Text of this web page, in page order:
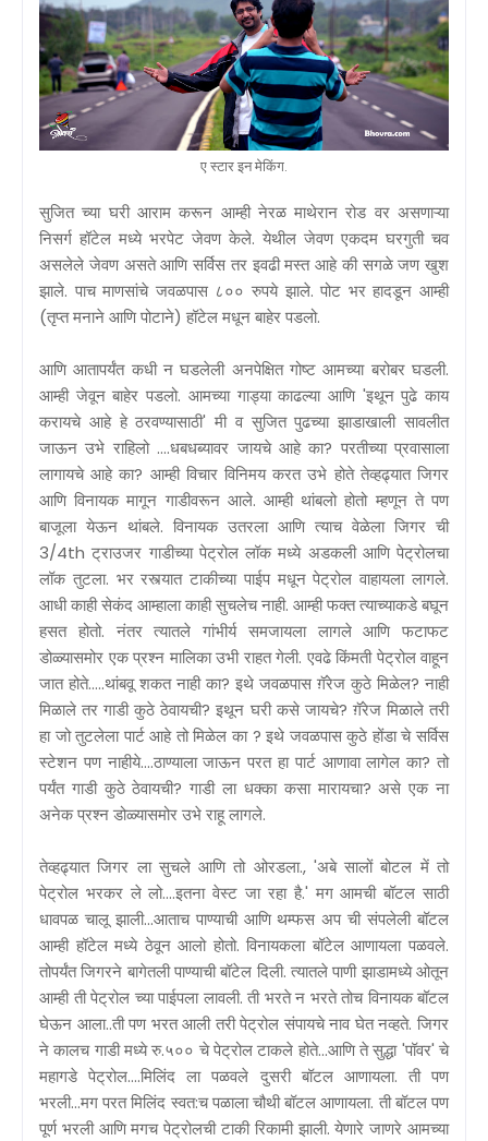
ए स्टार इन मेकिंग.
सुजित च्या घरी आराम करून आम्ही नेरळ माथेरान रोड वर असणाऱ्या
निसर्ग हॉटेल मध्ये भरपेट जेवण केले. येथील जेवण एकदम घरगुती चव
असलेले जेवण असते आणि सर्विस तर इवढी मस्त आहे की सगळे जण खुश
झाले. पाच माणसांचे जवळपास ८०० रुपये झाले. पोट भर हादडून आम्ही
(तृप्त मनाने आणि पोटाने) हॉटेल मधून बाहेर पडलो.
आणि आतापर्यंत कधी न घडलेली अनपेक्षित गोष्ट आमच्या बरोबर घडली.
आम्ही जेवून बाहेर पडलो. आमच्या गाड्या काढल्या आणि 'इथून पुढे काय
करायचे आहे हे ठरवण्यासाठी' मी व सुजित पुढच्या झाडाखाली सावलीत
जाऊन उभे राहिलो ....धबधब्यावर जायचे आहे का? परतीच्या प्रवासाला
लागायचे आहे का? आम्ही विचार विनिमय करत उभे होते तेव्हढ्यात जिगर
आणि विनायक मागून गाडीवरून आले. आम्ही थांबलो होतो म्हणून ते पण
बाजूला येऊन थांबले. विनायक उतरला आणि त्याच वेळेला जिगर ची
3/4th ट्राउजर गाडीच्या पेट्रोल लॉक मध्ये अडकली आणि पेट्रोलचा
लॉक तुटला. भर रस्त्यात टाकीच्या पाईप मधून पेट्रोल वाहायला लागले.
आधी काही सेकंद आम्हाला काही सुचलेच नाही. आम्ही फक्त त्याच्याकडे बघून
हसत होतो. नंतर त्यातले गांभीर्य समजायला लागले आणि फटाफट
डोळ्यासमोर एक प्रश्न मालिका उभी राहत गेली. एवढे किंमती पेट्रोल वाहून
जात होते.....थांबवू शकत नाही का? इथे जवळपास ग़ॅरेज कुठे मिळेल? नाही
मिळाले तर गाडी कुठे ठेवायची? इथून घरी कसे जायचे? ग़ॅरेज मिळाले तरी
हा जो तुटलेला पार्ट आहे तो मिळेल का ? इथे जवळपास कुठे होंडा चे सर्विस
स्टेशन पण नाहीये....ठाण्याला जाऊन परत हा पार्ट आणावा लागेल का? तो
पर्यंत गाडी कुठे ठेवायची? गाडी ला धक्का कसा मारायचा? असे एक ना
अनेक प्रश्न डोळ्यासमोर उभे राहू लागले.
तेव्हढ्यात जिगर ला सुचले आणि तो ओरडला., 'अबे सालों बोटल में तो
पेट्रोल भरकर ले लो....इतना वेस्ट जा रहा है.' मग आमची बॉटल साठी
धावपळ चालू झाली...आताच पाण्याची आणि थम्फस अप ची संपलेली बॉटल
आम्ही हॉटेल मध्ये ठेवून आलो होतो. विनायकला बॉटेल आणायला पळवले.
तोपर्यंत जिगरने बागेतली पाण्याची बॉटेल दिली. त्यातले पाणी झाडामध्ये ओतून
आम्ही ती पेट्रोल च्या पाईपला लावली. ती भरते न भरते तोच विनायक बॉटल
घेऊन आला..ती पण भरत आली तरी पेट्रोल संपायचे नाव घेत नव्हते. जिगर
ने कालच गाडी मध्ये रु.५०० चे पेट्रोल टाकले होते...आणि ते सुद्धा 'पॉवर' चे
महागडे पेट्रोल....मिलिंद ला पळवले दुसरी बॉटल आणायला. ती पण
भरली...मग परत मिलिंद स्वत:च पळाला चौथी बॉटल आणायला. ती बॉटल पण
पूर्ण भरली आणि मगच पेट्रोलची टाकी रिकामी झाली. येणारे जाणरे आमच्या